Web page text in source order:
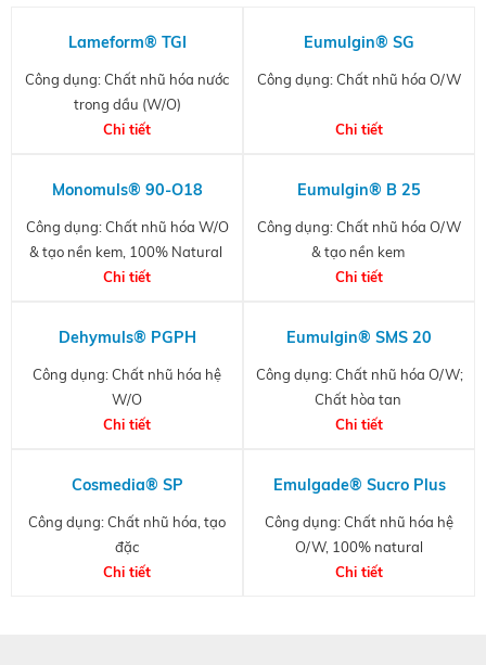
Lameform® TGI
Công dụng: Chất nhũ hóa nước
trong dầu (W/O)
Chi tiết
Eumulgin® SG
Công dụng: Chất nhũ hóa O/W
Chi tiết
Monomuls® 90-O18
Công dụng: Chất nhũ hóa W/O
& tạo nền kem, 100% Natural
Chi tiết
Eumulgin® B 25
Công dụng: Chất nhũ hóa O/W
& tạo nền kem
Chi tiết
Dehymuls® PGPH
Công dụng: Chất nhũ hóa hệ
W/O
Chi tiết
Eumulgin® SMS 20
Công dụng: Chất nhũ hóa O/W;
Chất hòa tan
Chi tiết
Cosmedia® SP
Công dụng: Chất nhũ hóa, tạo
đặc
Chi tiết
Emulgade® Sucro Plus
Công dụng: Chất nhũ hóa hệ
O/W, 100% natural
Chi tiết